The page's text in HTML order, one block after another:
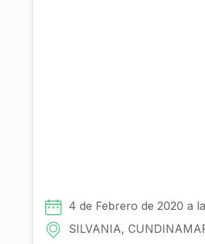
4 de Febrero de 2020 a
SILVANIA, CUNDINAMARCA -